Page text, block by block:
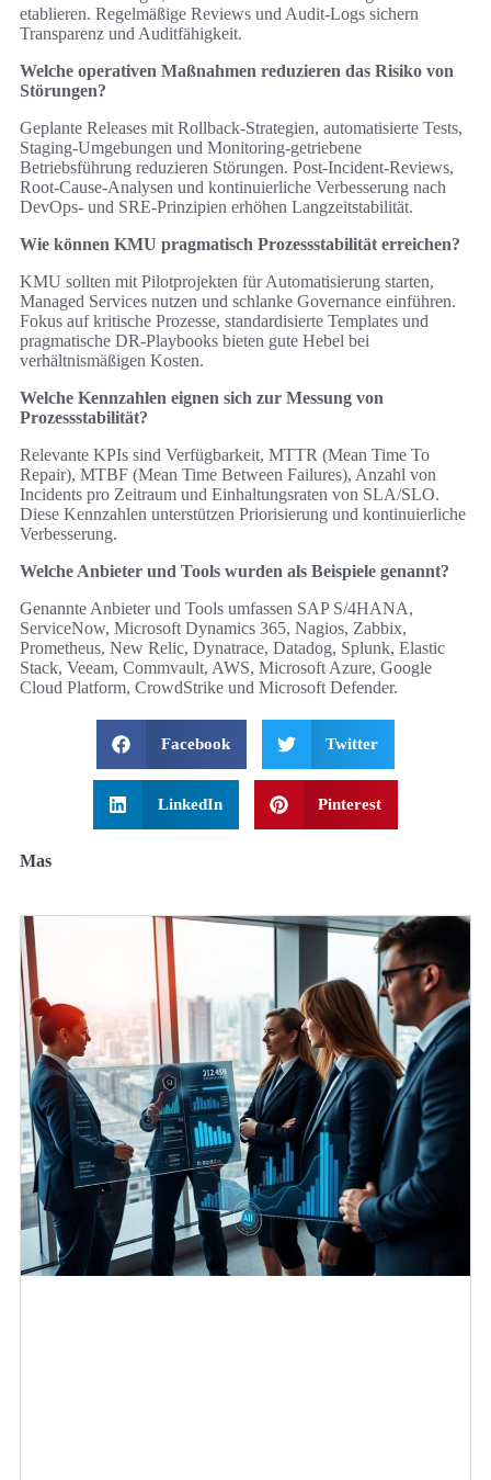
etablieren. Regelmäßige Reviews und Audit-Logs sichern
Transparenz und Auditfähigkeit.
Welche operativen Maßnahmen reduzieren das Risiko von
Störungen?
Geplante Releases mit Rollback-Strategien, automatisierte Tests,
Staging-Umgebungen und Monitoring-getriebene
Betriebsführung reduzieren Störungen. Post-Incident-Reviews,
Root-Cause-Analysen und kontinuierliche Verbesserung nach
DevOps- und SRE-Prinzipien erhöhen Langzeitstabilität.
Wie können KMU pragmatisch Prozessstabilität erreichen?
KMU sollten mit Pilotprojekten für Automatisierung starten,
Managed Services nutzen und schlanke Governance einführen.
Fokus auf kritische Prozesse, standardisierte Templates und
pragmatische DR-Playbooks bieten gute Hebel bei
verhältnismäßigen Kosten.
Welche Kennzahlen eignen sich zur Messung von
Prozessstabilität?
Relevante KPIs sind Verfügbarkeit, MTTR (Mean Time To
Repair), MTBF (Mean Time Between Failures), Anzahl von
Incidents pro Zeitraum und Einhaltungsraten von SLA/SLO.
Diese Kennzahlen unterstützen Priorisierung und kontinuierliche
Verbesserung.
Welche Anbieter und Tools wurden als Beispiele genannt?
Genannte Anbieter und Tools umfassen SAP S/4HANA,
ServiceNow, Microsoft Dynamics 365, Nagios, Zabbix,
Prometheus, New Relic, Dynatrace, Datadog, Splunk, Elastic
Stack, Veeam, Commvault, AWS, Microsoft Azure, Google
Cloud Platform, CrowdStrike und Microsoft Defender.
Facebook Twitter
LinkedIn Pinterest
Mas